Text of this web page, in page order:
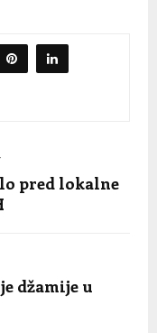
pred lokalne
džamije u